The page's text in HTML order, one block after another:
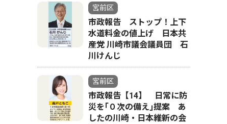
宮前区
市政報告 ストップ！上下
水道料金の値上げ 日本共
産党 川崎市議会議員団 石
川けんじ
宮前区
市政報告【14】 日常に防
災を｢０次の備え｣提案 あ
したの川崎・日本維新の会